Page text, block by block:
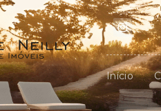
Início